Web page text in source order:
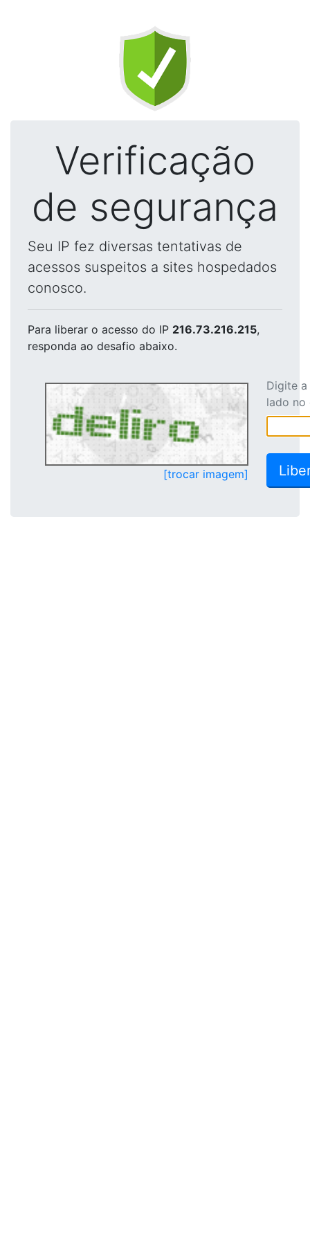
Verificação
de segurança
Seu IP fez diversas tentativas de
acessos suspeitos a sites hospedados
conosco.
Para liberar o acesso do IP 216.73.216.215,
responda ao desafio abaixo.
[trocar imagem]
Digite
lado no